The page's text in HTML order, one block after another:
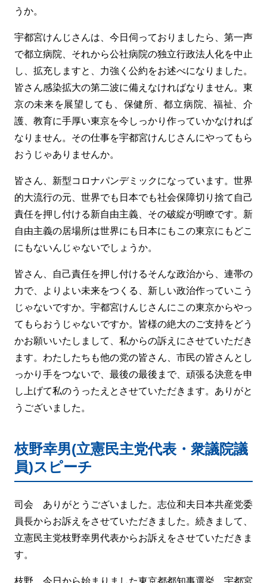
うか。
宇都宮けんじさんは、今日伺っておりましたら、第一声
で都立病院、それから公社病院の独立行政法人化を中止
し、拡充しますと、力強く公約をお述べになりました。
皆さん感染拡大の第二波に備えなければなりません。東
京の未来を展望しても、保健所、都立病院、福祉、介
護、教育に手厚い東京を今しっかり作っていかなければ
なりません。その仕事を宇都宮けんじさんにやってもら
おうじゃありませんか。
皆さん、新型コロナパンデミックになっています。世界
的大流行の元、世界でも日本でも社会保障切り捨て自己
責任を押し付ける新自由主義、その破綻が明瞭です。新
自由主義の居場所は世界にも日本にもこの東京にもどこ
にもないんじゃないでしょうか。
皆さん、自己責任を押し付けるそんな政治から、連帯の
力で、よりよい未来をつくる、新しい政治作っていこう
じゃないですか。宇都宮けんじさんにこの東京からやっ
てもらおうじゃないですか。皆様の絶大のご支持をどう
かお願いいたしまして、私からの訴えにさせていただき
ます。わたしたちも他の党の皆さん、市民の皆さんとし
っかり手をつないで、最後の最後まで、頑張る決意を申
し上げて私のうったえとさせていただきます。ありがと
うございました。
枝野幸男(立憲民主党代表・衆議院議
員)スピーチ
司会 ありがとうございました。志位和夫日本共産党委
員長からお訴えをさせていただきました。続きまして、
立憲民主党枝野幸男代表からお訴えをさせていただきま
す。
枝野 今日から始まりました東京都都知事選挙、宇都宮